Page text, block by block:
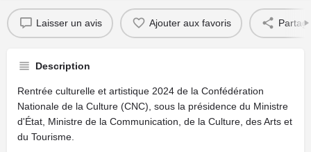
Laisser un avis Ajouter aux favoris
Description
Rentrée culturelle et artistique 2024 de la Confédération
Nationale de la Culture (CNC), sous la présidence du Ministre
d'État, Ministre de la Communication, de la Culture, des Arts et
du Tourisme.